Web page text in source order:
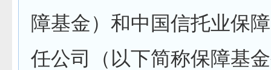
障基金）和中国信托业保
任公司（以下简称保障基